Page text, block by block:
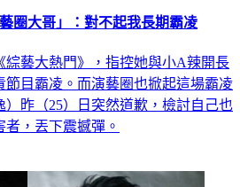
圈大哥」：對不起我長期霸凌
綜藝大熱門》，指控她與小A辣開長
節目霸凌。而演藝圈也掀起這場霸凌
）昨（25）日突然道歉，檢討自己也
，丟下震撼彈。